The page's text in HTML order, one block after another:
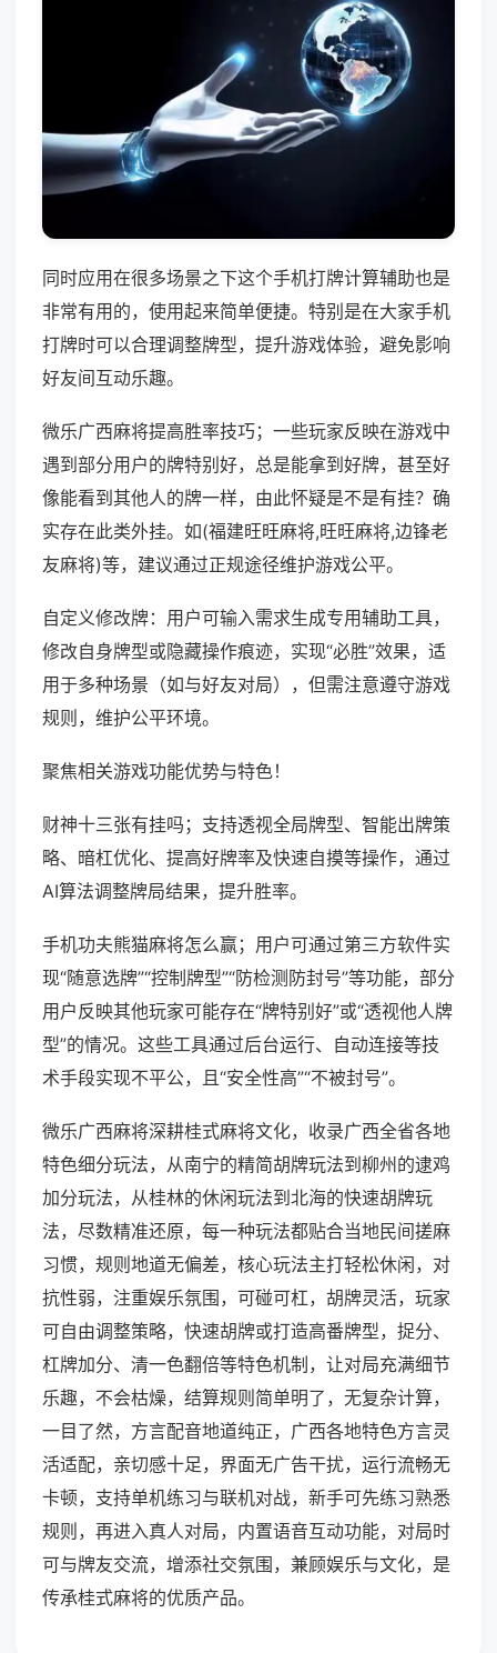
同时应用在很多场景之下这个手机打牌计算辅助也是
非常有用的，使用起来简单便捷。特别是在大家手机
打牌时可以合理调整牌型，提升游戏体验，避免影响
好友间互动乐趣。
微乐广西麻将提高胜率技巧；一些玩家反映在游戏中
遇到部分用户的牌特别好，总是能拿到好牌，甚至好
像能看到其他人的牌一样，由此怀疑是不是有挂？确
实存在此类外挂。如(福建旺旺麻将,旺旺麻将,边锋老
友麻将)等，建议通过正规途径维护游戏公平。
自定义修改牌：用户可输入需求生成专用辅助工具，
修改自身牌型或隐藏操作痕迹，实现“必胜”效果，适
用于多种场景（如与好友对局），但需注意遵守游戏
规则，维护公平环境。
聚焦相关游戏功能优势与特色！
财神十三张有挂吗；支持透视全局牌型、智能出牌策
略、暗杠优化、提高好牌率及快速自摸等操作，通过
AI算法调整牌局结果，提升胜率。
手机功夫熊猫麻将怎么赢；用户可通过第三方软件实
现“随意选牌”“控制牌型”“防检测防封号”等功能，部分
用户反映其他玩家可能存在“牌特别好”或“透视他人牌
型”的情况。这些工具通过后台运行、自动连接等技
术手段实现不平公，且“安全性高”“不被封号”。
微乐广西麻将深耕桂式麻将文化，收录广西全省各地
特色细分玩法，从南宁的精简胡牌玩法到柳州的逮鸡
加分玩法，从桂林的休闲玩法到北海的快速胡牌玩
法，尽数精准还原，每一种玩法都贴合当地民间搓麻
习惯，规则地道无偏差，核心玩法主打轻松休闲，对
抗性弱，注重娱乐氛围，可碰可杠，胡牌灵活，玩家
可自由调整策略，快速胡牌或打造高番牌型，捉分、
杠牌加分、清一色翻倍等特色机制，让对局充满细节
乐趣，不会枯燥，结算规则简单明了，无复杂计算，
一目了然，方言配音地道纯正，广西各地特色方言灵
活适配，亲切感十足，界面无广告干扰，运行流畅无
卡顿，支持单机练习与联机对战，新手可先练习熟悉
规则，再进入真人对局，内置语音互动功能，对局时
可与牌友交流，增添社交氛围，兼顾娱乐与文化，是
传承桂式麻将的优质产品。